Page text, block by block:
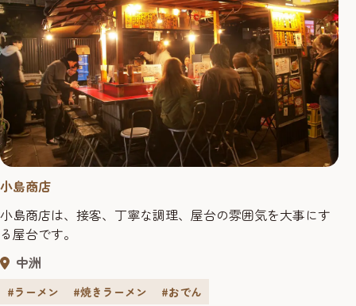
小島商店
小島商店は、接客、丁寧な調理、屋台の雰囲気を大事にす
る屋台です。
中洲
#ラーメン #焼きラーメン
#おでん